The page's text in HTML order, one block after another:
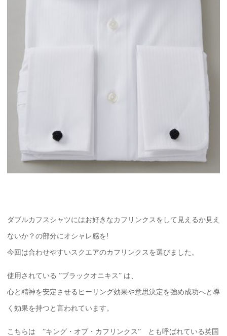
ダブルカフスシャツにはお好きなカフリンクスをして見えるか見え
ないか？の部分にオシャレ感を!
今回は合わせやすいスクエアのカフリンクスを選びました。
使用されている ”ブラックオニキス” は、
心と精神を安定させるヒーリング効果や意思決定を強め成功へと導
く効果を持つと言われています。
こちらは ”キング・オブ・カフリンクス” とも呼ばれている英国